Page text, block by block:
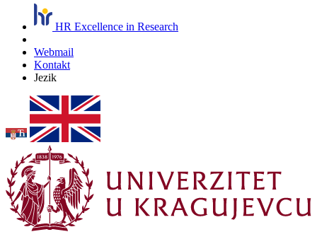
HR Excellence in Research
Webmail
Kontakt
Jezik